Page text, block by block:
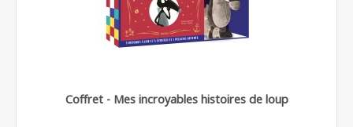
Coffret - Mes incroyables histoires de loup